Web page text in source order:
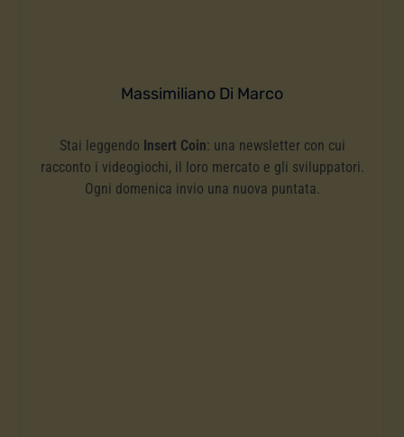
Massimiliano Di Marco
Stai leggendo Insert Coin: una newsletter con cui
racconto i videogiochi, il loro mercato e gli sviluppatori.
Ogni domenica invio una nuova puntata.